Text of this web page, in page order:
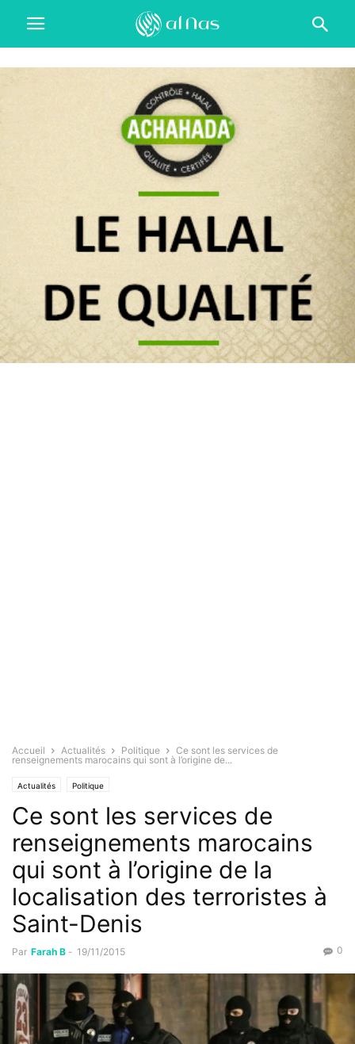
Accueil Actualités Politique
Ce sont les services de
renseignements marocains qui sont à l’origine de...
Actualités Politique
Ce sont les services de
renseignements marocains
qui sont à l’origine de la
localisation des terroristes à
Saint-Denis
Par Farah B - 19/11/2015 0